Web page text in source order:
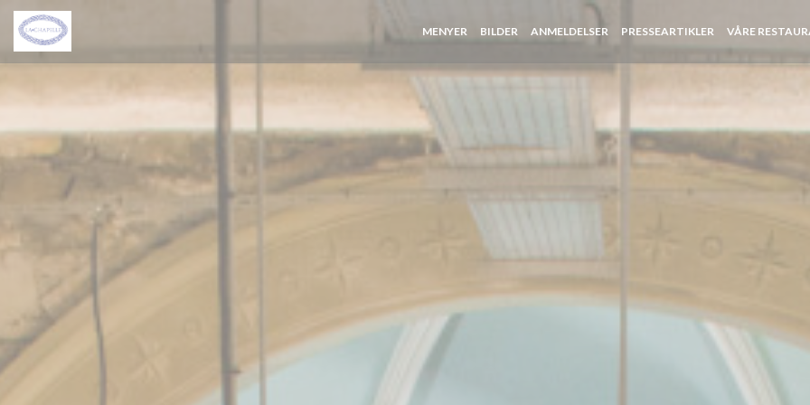
Panel for informasjonskapsler
MENYER BILDER ANMELDELSER PRESSEARTIKLER VÅRE